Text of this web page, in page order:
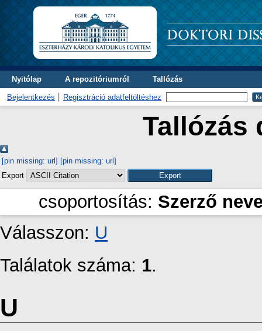
Nyitólap A repozitóriumról Tallózás
Bejelentkezés Regisztráció adatfeltöltéshez
Tallózás
[pin missing: url] [pin missing: url]
Export
csoportosítás: Szerző
Válasszon: U
Találatok száma: 1.
U